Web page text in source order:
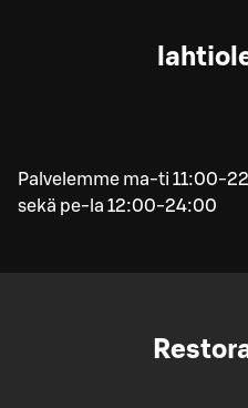
Palvelemme ma-ti 11:00-
sekä pe-la 12:00-24:00